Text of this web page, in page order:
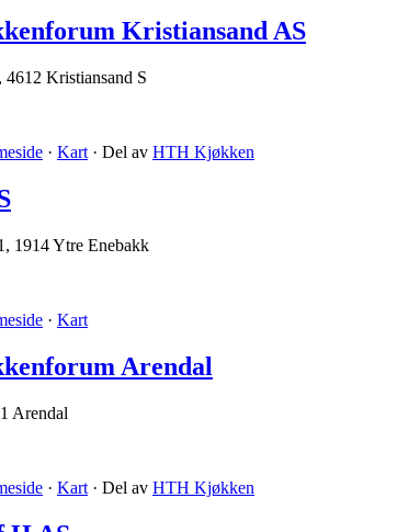
Kristiansand AS
, 4612 Kristiansand S
· Kart · Del av HTH Kjøkken
, 1914 Ytre Enebakk
· Kart
Arendal
Arendal
· Kart · Del av HTH Kjøkken